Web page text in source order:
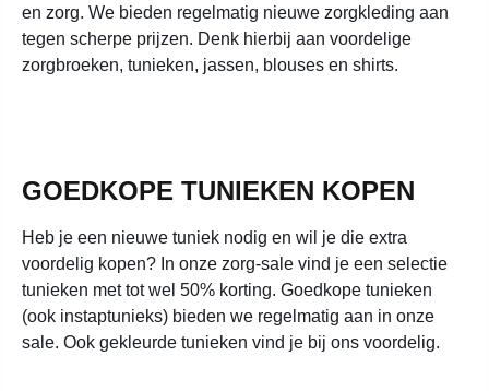
en zorg. We bieden regelmatig nieuwe zorgkleding aan
tegen scherpe prijzen. Denk hierbij aan voordelige
zorgbroeken, tunieken, jassen, blouses en shirts.
GOEDKOPE TUNIEKEN KOPEN
Heb je een nieuwe tuniek nodig en wil je die extra
voordelig kopen? In onze zorg-sale vind je een selectie
tunieken met tot wel 50% korting. Goedkope tunieken
(ook instaptunieks) bieden we regelmatig aan in onze
sale. Ook gekleurde tunieken vind je bij ons voordelig.